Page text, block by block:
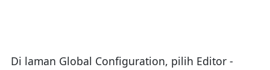
Di laman Global Configuration, pilih Editor -